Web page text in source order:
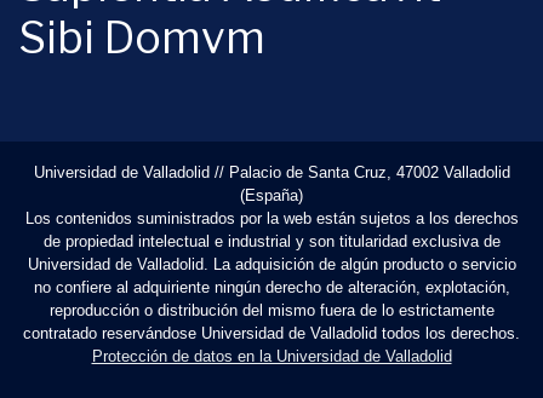
Sibi Domvm
Universidad de Valladolid // Palacio de Santa Cruz, 47002 Valladolid
(España)
Los contenidos suministrados por la web están sujetos a los derechos
de propiedad intelectual e industrial y son titularidad exclusiva de
Universidad de Valladolid. La adquisición de algún producto o servicio
no confiere al adquiriente ningún derecho de alteración, explotación,
reproducción o distribución del mismo fuera de lo estrictamente
contratado reservándose Universidad de Valladolid todos los derechos.
Protección de datos en la Universidad de Valladolid